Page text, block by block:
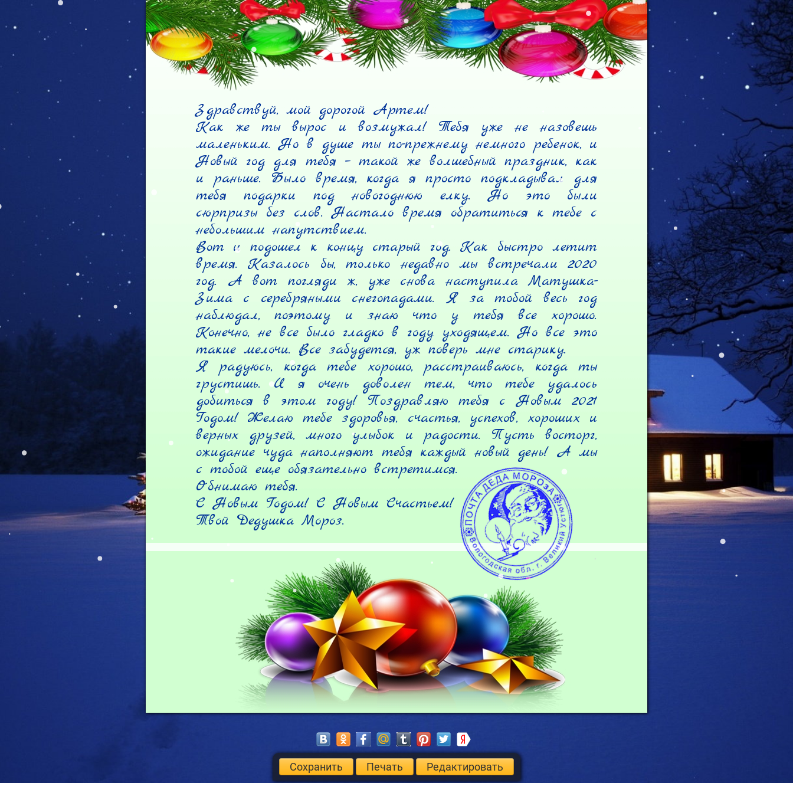
Здравствуй, мой дорогой Артем!
Как же ты вырос и возмужал! Тебя уже не назовешь
маленьким. Но в душе ты по-прежнему немного ребенок, и
Новый год для тебя – такой же волшебный праздник, как
и раньше. Было время, когда я просто подкладывал для
тебя подарки под новогоднюю елку. Но это были
сюрпризы без слов. Настало время обратиться к тебе с
небольшим напутствием.
Вот и подошел к концу старый год. Как быстро летит
время. Казалось бы, только недавно мы встречали 2020
год. А вот погляди ж, уже снова наступила Матушка-
Зима с серебряными снегопадами. Я за тобой весь год
наблюдал, поэтому и знаю что у тебя все хорошо.
Конечно, не все было гладко в году уходящем. Но все это
такие мелочи. Все забудется, уж поверь мне старику.
Я радуюсь, когда тебе хорошо, расстраиваюсь, когда ты
грустишь. И я очень доволен тем, что тебе удалось
добиться в этом году! Поздравляю тебя с Новым 2021
Годом! Желаю тебе здоровья, счастья, успехов, хороших и
верных друзей, много улыбок и радости. Пусть восторг,
ожидание чуда наполняют тебя каждый новый день! А мы
с тобой еще обязательно встретимся.
Обнимаю тебя.
С Новым Годом! С Новым Счастьем!
Твой Дедушка Мороз.
Сохранить Печать Редактировать